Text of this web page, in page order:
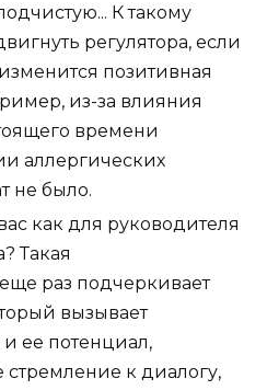
К такому
регулятора, если
позитивная
из-за влияния
времени
аллергических
не было.
как для руководителя
Такая
раз подчеркивает
вызывает
ее потенциал,
стремление к диалогу,